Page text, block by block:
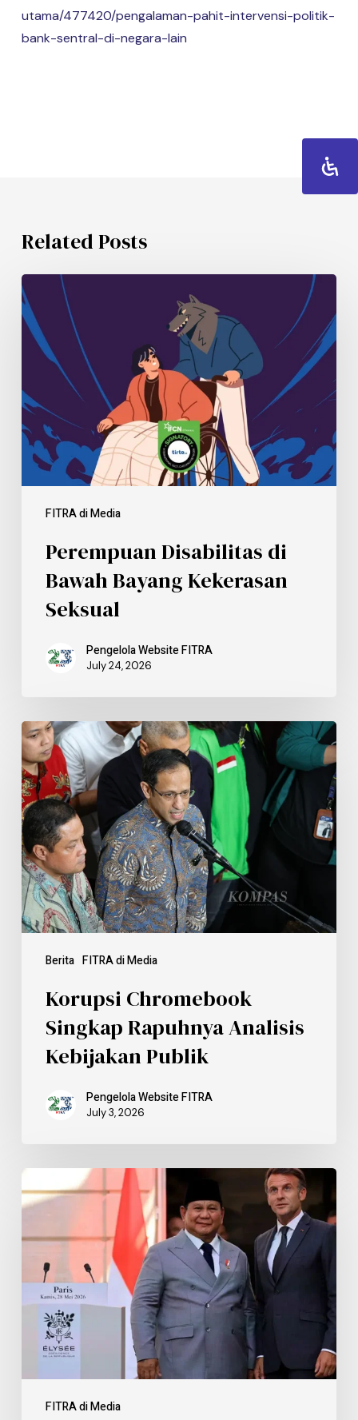
utama/477420/pengalaman-pahit-intervensi-politik-
bank-sentral-di-negara-lain
Related Posts
FITRA di Media
Perempuan Disabilitas di
Bawah Bayang Kekerasan
Seksual
Pengelola Website FITRA
July 24, 2026
Berita FITRA di Media
Korupsi Chromebook
Singkap Rapuhnya Analisis
Kebijakan Publik
Pengelola Website FITRA
July 3, 2026
FITRA di Media